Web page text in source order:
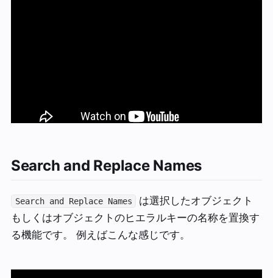
Search and Replace Names
Search and Replace Names
は選択したオブジェクト
もしくはオブジェクトのヒエラルキーの名称を置換す
る機能です。 例えばこんな感じです。